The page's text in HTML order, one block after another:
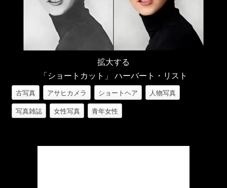
拡大する
「ショートカット」 ハーバート・リスト
古写真 アサヒカメラ ショートヘア
人物写真
写真雑誌
女性写真 青年女性